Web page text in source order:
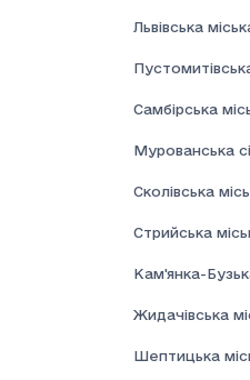
Львівська
Самбірська
Мурованська
Сколівська
Стрийська
Кам'янка-
Жидачівська
Шептицька